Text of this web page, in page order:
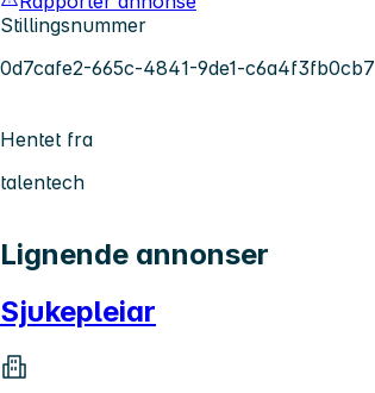
Stillingsnummer
0d7cafe2-665c-4841-9de1-c6a4f3fb0cb7
Hentet fra
talentech
Lignende annonser
Sjukepleiar